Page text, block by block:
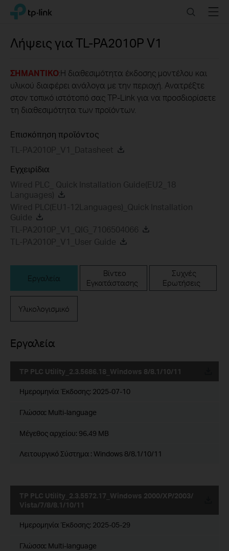
Click
navigation
TP-Link, Reliably Smart SearchMenu
Λήψεις γιαTL-PA2010P V1
ΣΗΜΑΝΤΙΚΟ:Η διαθεσιμότητα έκδοσης μοντέλου και
υλικού διαφέρει ανάλογα με την περιοχή. Ανατρέξτε
στον τοπικό ιστότοπό σας TP-Link για να προσδιορίσετε
τη διαθεσιμότητα των προϊόντων.
Επισκόπηση προϊόντος
TL-PA2010P_V1_Datasheet
Εγχειρίδια
Wired PLC_ Quick Installation Guide(EU2_18
Languages)
Wired PLC(EU1-12Languages)_Quick Installation
Guide
TL-PA2010P_V1_QIG_7106504066
TL-PA2010P_V1_User Guide
Εργαλεία
Βίντεο
Εγκατάστασης
Συχνές
Ερωτήσεις
Υλικολογισμικό
Εργαλεία
TP PLC Utility_2.3.5686.18_Windows 8/8.1/10/11
Ημερομηνία Έκδοσης: 2025-07-10
Γλώσσα: Multi-language
Μέγεθος αρχείου: 96.49 MB
Λειτουργικό Σύστημα : Windows 8/8.1/10/11
TP PLC Utility_2.3.5572.17_Windows 2000/XP/2003/
Vista/7/8/8.1/10/11
Ημερομηνία Έκδοσης: 2025-05-29
Γλώσσα: Multi-language